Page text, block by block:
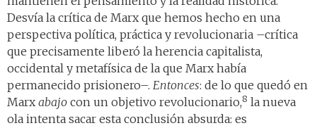
Desvía la crítica de Marx que hemos hecho en una
perspectiva política, práctica y revolucionaria –crítica
que precisamente liberó la herencia capitalista,
occidental y metafísica de la que Marx había
permanecido prisionero–. Entonces: de lo que quedó en
Marx abajo con un objetivo revolucionario,8 la nueva
ola intenta sacar esta conclusión absurda: es